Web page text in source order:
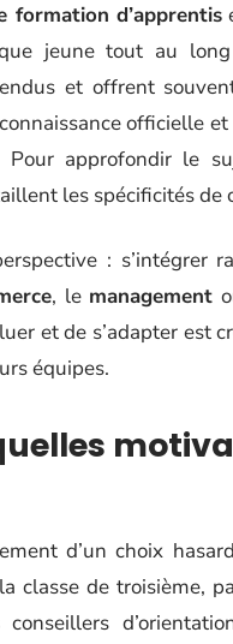
formation d’apprentis
jeune tout au
et offrent
officielle
approfondir le
les spécificités de
: s’intégrer
, le management
et de s’adapter est
équipes.
d’un choix
classe de troisième,